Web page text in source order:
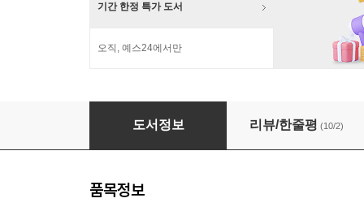
기간 한정 특가 도서
오직, 예스24에서만
안녕하세요, 기본소득입니다
도서정보 리뷰/한줄평 (10/2)
품목정보